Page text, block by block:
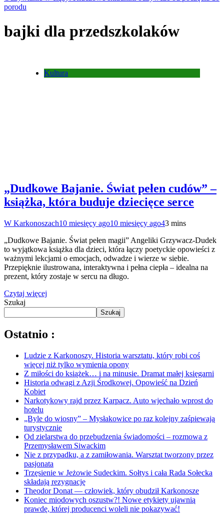
porodu
bajki dla przedszkolaków
Kultura
„Dudkowe Bajanie. Świat pełen cudów” –
książka, która buduje dziecięce serce
W Karkonoszach10 miesięcy ago10 miesięcy ago43 mins
„Dudkowe Bajanie. Świat pełen magii” Angeliki Grzywacz-Dudek
to wyjątkowa książka dla dzieci, która łączy poetyckie opowieści z
ważnymi lekcjami o emocjach, odwadze i wierze w siebie.
Przepięknie ilustrowana, interaktywna i pełna ciepła – idealna na
prezent, który zostaje w sercu na długo.
Czytaj więcej
Szukaj
Szukaj
Ostatnio :
Ludzie z Karkonoszy. Historia warsztatu, który robi coś
więcej niż tylko wymienia opony
Z miłości do książek… i na minusie. Dramat małej księgarni
Historia odwagi z Azji Środkowej. Opowieść na Dzień
Kobiet
Narkotykowy rajd przez Karpacz. Auto wjechało wprost do
hotelu
„Byle do wiosny” – Mysłakowice po raz kolejny zaśpiewają
turystycznie
Od zielarstwa do przebudzenia świadomości – rozmowa z
Przemysławem Siwackim
Nie z przypadku, a z zamiłowania. Warsztat tworzony przez
pasjonata
Trzęsienie w Jeżowie Sudeckim. Sołtys i cała Rada Sołecka
składają rezygnację
Theodor Donat — człowiek, który obudził Karkonosze
Koniec miodowych oszustw?! Nowe etykiety ujawnią
prawdę, której producenci woleli nie pokazywać!